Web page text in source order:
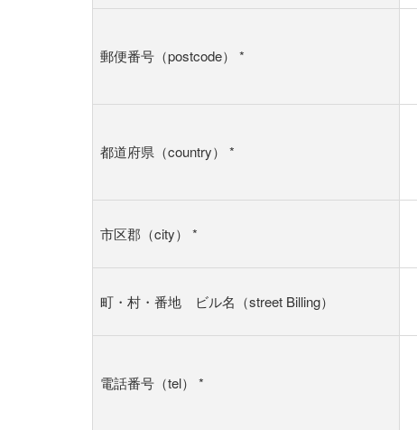
郵便番号（postcode） *
都道府県（country） *
市区郡（city） *
町・村・番地 ビル名（street Billing）
電話番号（tel） *